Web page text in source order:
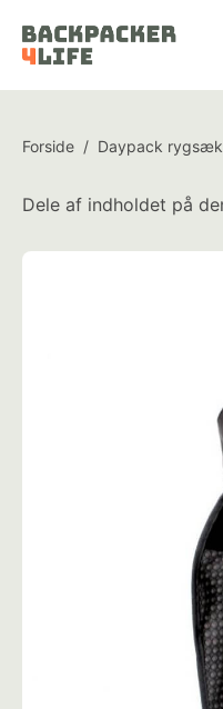
Forside / Daypack
Dele af indholdet på